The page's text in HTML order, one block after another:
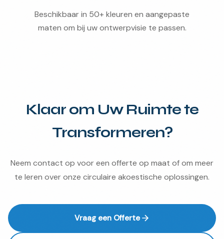
Beschikbaar in 50+ kleuren en aangepaste
maten om bij uw ontwerpvisie te passen.
Klaar om Uw Ruimte te
Transformeren?
Neem contact op voor een offerte op maat of om meer
te leren over onze circulaire akoestische oplossingen.
Vraag een Offerte